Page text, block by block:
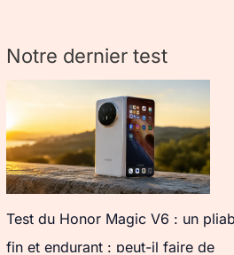
Notre dernier test
Test du Honor Magic V6 : un
fin et endurant : peut-il faire de